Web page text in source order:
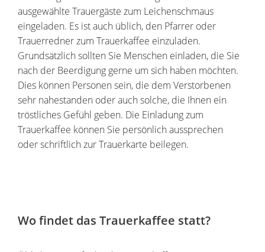
ausgewählte Trauergäste zum Leichenschmaus
eingeladen. Es ist auch üblich, den Pfarrer oder
Trauerredner zum Trauerkaffee einzuladen.
Grundsätzlich sollten Sie Menschen einladen, die Sie
nach der Beerdigung gerne um sich haben möchten.
Dies können Personen sein, die dem Verstorbenen
sehr nahestanden oder auch solche, die Ihnen ein
tröstliches Gefühl geben. Die Einladung zum
Trauerkaffee können Sie persönlich aussprechen
oder schriftlich zur Trauerkarte beilegen.
Wo findet das Trauerkaffee statt?